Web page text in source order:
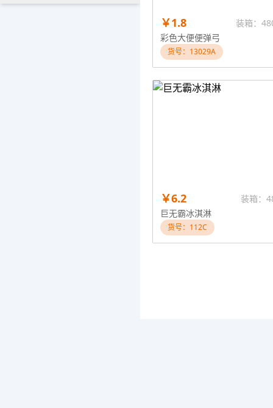
￥1.8
装箱：
彩色大便便弹弓
货号：13029A
￥6.2
装箱：
巨无霸冰淇淋
货号：112C